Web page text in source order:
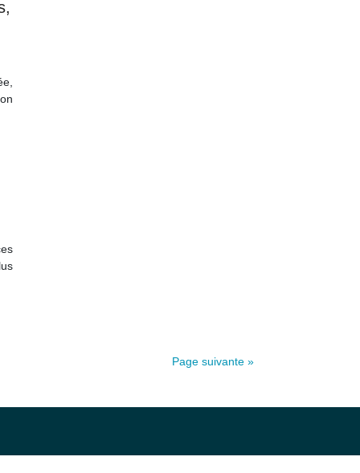
Page suivante »